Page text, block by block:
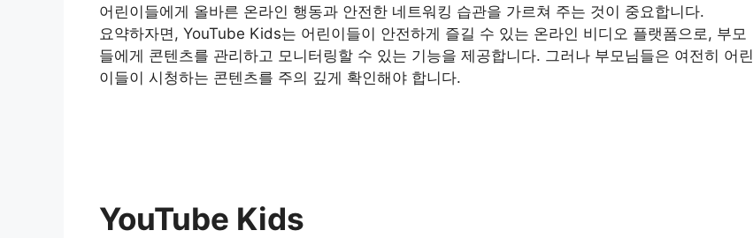
어린이들에게 올바른 온라인 행동과 안전한 네트워킹 습관을 가르쳐 주는 것이 중요합니다.
요약하자면, YouTube Kids는 어린이들이 안전하게 즐길 수 있는 온라인 비디오 플랫폼으로, 부모
들에게 콘텐츠를 관리하고 모니터링할 수 있는 기능을 제공합니다. 그러나 부모님들은 여전히 어린
이들이 시청하는 콘텐츠를 주의 깊게 확인해야 합니다.
YouTube Kids